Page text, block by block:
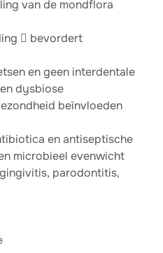
van de mondflora
 bevordert
en geen interdentale
dysbiose
beïnvloeden
en antiseptische
microbieel evenwicht
parodontitis,